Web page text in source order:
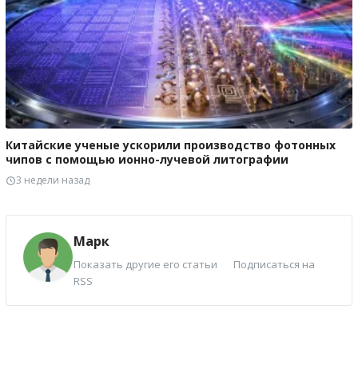
Китайские ученые ускорили производство фотонных
чипов с помощью ионно-лучевой литографии
3 недели назад
Марк
Показать другие его статьи
Подписаться на
RSS